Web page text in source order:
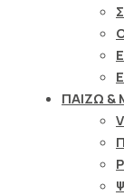
ΠΑΙΖΩ &